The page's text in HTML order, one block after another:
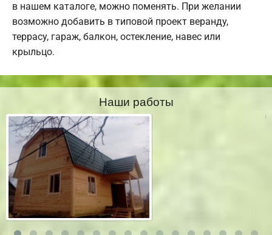
в нашем каталоге, можно поменять. При желании
возможно добавить в типовой проект веранду,
террасу, гараж, балкон, остекление, навес или
крыльцо.
Наши работы